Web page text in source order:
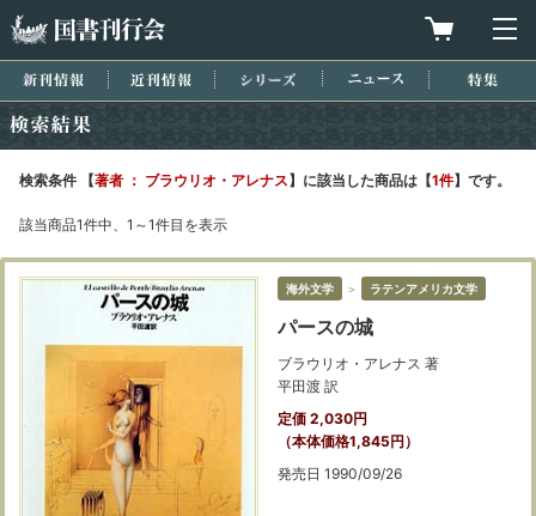
買物カゴを
新刊情報 近刊情報 シリーズ ニュース
検索条件 【著者 ： ブラウリオ・アレナス】に該当した商品は【1件】です。
該当商品1件中、1～1件目を表示
海外文学 ＞ ラテンアメリカ文学
パースの城
ブラウリオ・アレナス 著
平田渡 訳
定価 2,030円
（本体価格1,845円）
発売日 1990/09/26